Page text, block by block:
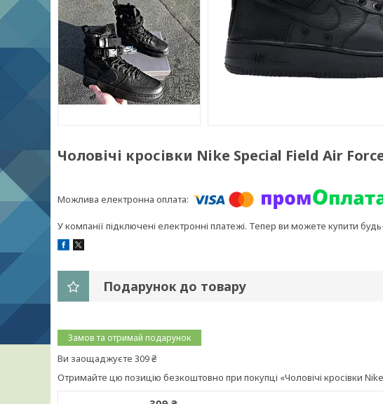
Чоловічі кросівки Nike Special Field Air
У компанії підключені електронні платежі. Тепер ви можете купити
Подарунок до товару
Замов та отримай подарунок
Ви заощаджуєте 309 ₴
Отримайте цю позицію безкоштовно при покупці «Чоловічі кросівки